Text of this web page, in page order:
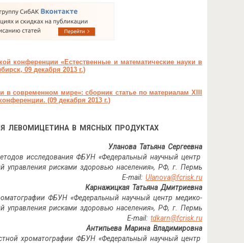
конференции «Естественные и математические науки в
09 декабря 2013 г.)
в современном мире»: сборник статье по материалам XIII
(09 декабря 2013 г.)
ЛЕВОМИЦЕТИНА В МЯСНЫХ ПРОДУКТАХ
Уланова Татьяна Сергеевна
исследования ФБУН «Федеральный научный центр
управления рисками здоровью населения», РФ, г. Пермь
E-mail: Ulanova@fcrisk. ru
Карнажицкая Татьяна Дмитриевна
ФБУН «Федеральный научный центр медико-
управления рисками здоровью населения», РФ, г. Пермь
E-mail: tdkarn@fcrisk. ru
Антипьева Марина Владимировна
хроматографии ФБУН «Федеральный научный центр